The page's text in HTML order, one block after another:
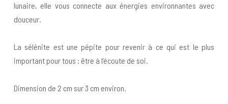
lunaire, elle vous connecte aux énergies environnantes avec
douceur.
La sélénite est une pépite pour revenir à ce qui est le plus
important pour tous : être à l’écoute de soi.
Dimension de 2 cm sur 3 cm environ.